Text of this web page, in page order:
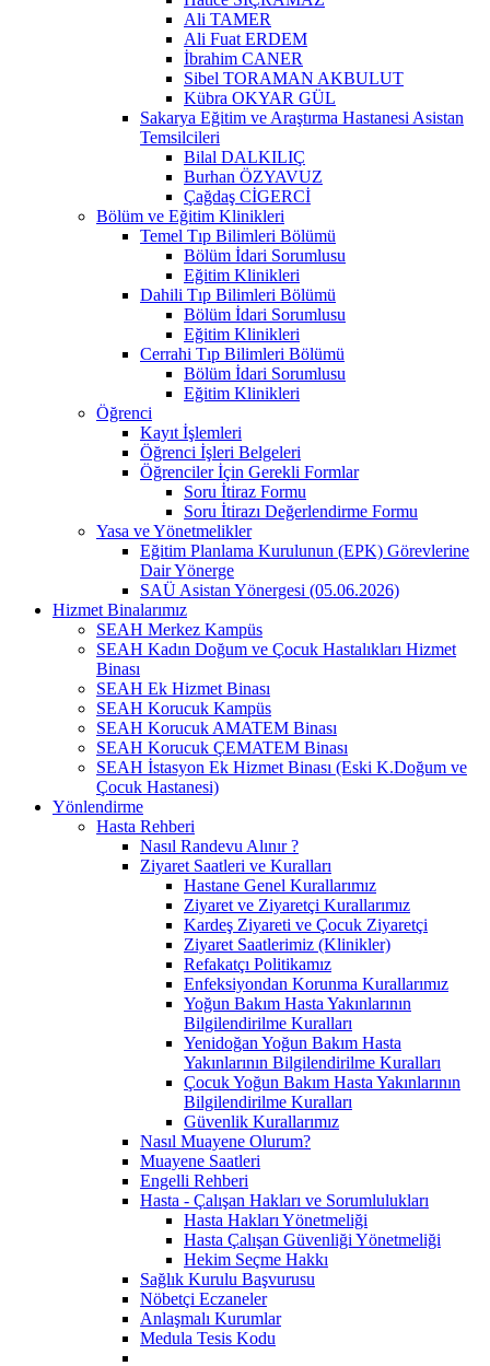
Ali TAMER
Ali Fuat ERDEM
İbrahim CANER
Sibel TORAMAN AKBULUT
Kübra OKYAR GÜL
Sakarya Eğitim ve Araştırma Hastanesi Asistan
Temsilcileri
Bilal DALKILIÇ
Burhan ÖZYAVUZ
Çağdaş CİGERCİ
Bölüm ve Eğitim Klinikleri
Temel Tıp Bilimleri Bölümü
Bölüm İdari Sorumlusu
Eğitim Klinikleri
Dahili Tıp Bilimleri Bölümü
Bölüm İdari Sorumlusu
Eğitim Klinikleri
Cerrahi Tıp Bilimleri Bölümü
Bölüm İdari Sorumlusu
Eğitim Klinikleri
Öğrenci
Kayıt İşlemleri
Öğrenci İşleri Belgeleri
Öğrenciler İçin Gerekli Formlar
Soru İtiraz Formu
Soru İtirazı Değerlendirme Formu
Yasa ve Yönetmelikler
Eğitim Planlama Kurulunun (EPK) Görevlerine
Dair Yönerge
SAÜ Asistan Yönergesi (05.06.2026)
Hizmet Binalarımız
SEAH Merkez Kampüs
SEAH Kadın Doğum ve Çocuk Hastalıkları Hizmet
Binası
SEAH Ek Hizmet Binası
SEAH Korucuk Kampüs
SEAH Korucuk AMATEM Binası
SEAH Korucuk ÇEMATEM Binası
SEAH İstasyon Ek Hizmet Binası (Eski K.Doğum ve
Çocuk Hastanesi)
Yönlendirme
Hasta Rehberi
Nasıl Randevu Alınır ?
Ziyaret Saatleri ve Kuralları
Hastane Genel Kurallarımız
Ziyaret ve Ziyaretçi Kurallarımız
Kardeş Ziyareti ve Çocuk Ziyaretçi
Ziyaret Saatlerimiz (Klinikler)
Refakatçı Politikamız
Enfeksiyondan Korunma Kurallarımız
Yoğun Bakım Hasta Yakınlarının
Bilgilendirilme Kuralları
Yenidoğan Yoğun Bakım Hasta
Yakınlarının Bilgilendirilme Kuralları
Çocuk Yoğun Bakım Hasta Yakınlarının
Bilgilendirilme Kuralları
Güvenlik Kurallarımız
Nasıl Muayene Olurum?
Muayene Saatleri
Engelli Rehberi
Hasta - Çalışan Hakları ve Sorumlulukları
Hasta Hakları Yönetmeliği
Hasta Çalışan Güvenliği Yönetmeliği
Hekim Seçme Hakkı
Sağlık Kurulu Başvurusu
Nöbetçi Eczaneler
Anlaşmalı Kurumlar
Medula Tesis Kodu